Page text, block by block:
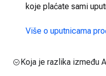
koje plaćate sami
Više o uputnicama
Koja je razlika između